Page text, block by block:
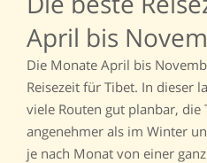
April bis
Die Monate April bis
Reisezeit für Tibet. In dieser
viele Routen gut planbar, die
angenehmer als im Winter
je nach Monat von einer